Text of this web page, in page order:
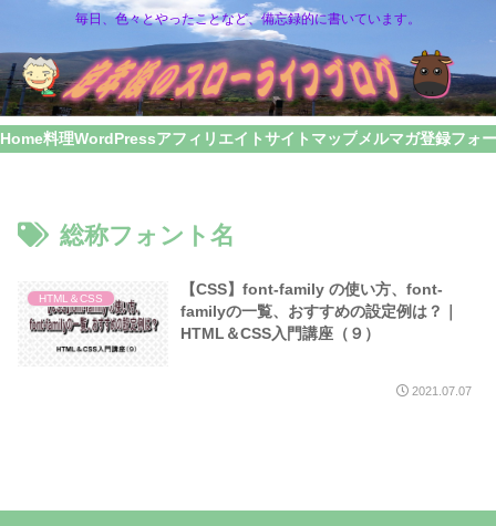
毎日、色々とやったことなど、備忘録的に書いています。
Home料理WordPressアフィリエイトサイトマップメルマガ登録フォ
総称フォント名
HTML＆CSS
【CSS】font-family の使い方、font-
familyの一覧、おすすめの設定例は？｜
HTML＆CSS入門講座（９）
2021.07.07